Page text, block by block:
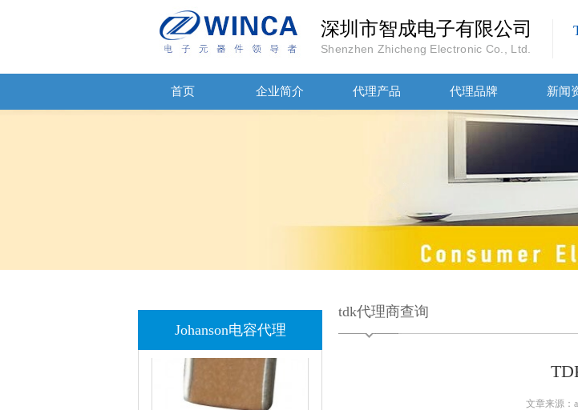
深圳市智成电子有限公司
Shenzhen Zhicheng Electronic Co., Ltd.
首页 企业简介 代理产品 代理品牌 新闻
Johanson电容代理
tdk代理商查询
文章来源：